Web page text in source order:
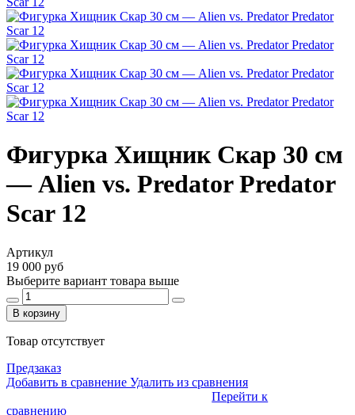
Фигурка Хищник Скар 30 см
— Alien vs. Predator Predator
Scar 12
Артикул
19 000 руб
Выберите вариант товара выше
В корзину
Товар отсутствует
Предзаказ
Добавить в сравнение Удалить из сравнения
Перейти к
сравнению